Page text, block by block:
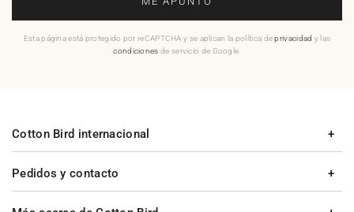
Esta página está protegido por reCAPTCHA y se aplican la política deprivacidad y las
condiciones de servicio de Google.
Pedidos y contacto
Cotton Bird internacional